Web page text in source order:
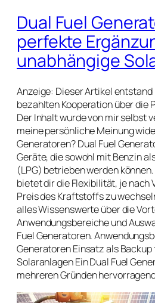
Dual Fuel
perfekte
unabhängige
Anzeige: Dieser Artikel entstand
bezahlten Kooperation über die
Der Inhalt wurde von mir selbst
meine persönliche Meinung
Generatoren? Dual Fuel
Geräte, die sowohl mit Benzin
(LPG) betrieben werden
bietet dir die Flexibilität, je nach
Preis des Kraftstoffs zu
alles Wissenswerte über die
Anwendungsbereiche und
Fuel Generatoren.
Generatoren Einsatz als
Solaranlagen Ein Dual Fuel
mehreren Gründen